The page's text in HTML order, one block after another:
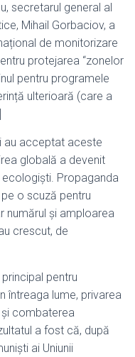
secretarul general al
Mihail Gorbaciov, a
de monitorizare
protejarea “zonelor
pentru programele
ulterioară (care a
au acceptat aceste
globală a devenit
ecologiști. Propaganda
o scuză pentru
numărul și amploarea
crescut, de
pentru
întreaga lume, privarea
și combaterea
a fost că, după
ai Uniunii